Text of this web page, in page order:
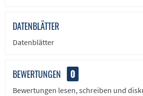
DATENBLÄTTER
Datenblätter
BEWERTUNGEN 0
Bewertungen lesen, schreiben und